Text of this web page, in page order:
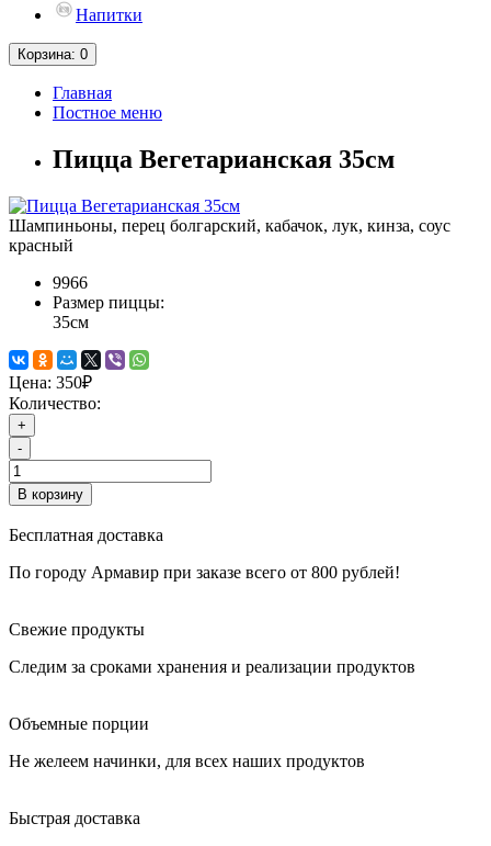
Напитки
Корзина: 0
Главная
Постное меню
Пицца Вегетарианская 35см
Шампиньоны, перец болгарский, кабачок, лук, кинза, соус
красный
9966
Размер пиццы:
35см
Цена: 350₽
Количество:
+
-
В корзину
Бесплатная доставка
По городу Армавир при заказе всего от 800 рублей!
Свежие продукты
Следим за сроками хранения и реализации продуктов
Объемные порции
Не желеем начинки, для всех наших продуктов
Быстрая доставка